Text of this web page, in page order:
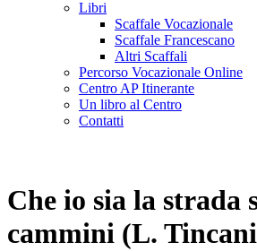
Libri
Scaffale Vocazionale
Scaffale Francescano
Altri Scaffali
Percorso Vocazionale Online
Centro AP Itinerante
Un libro al Centro
Contatti
Che io sia la strada
cammini (L.